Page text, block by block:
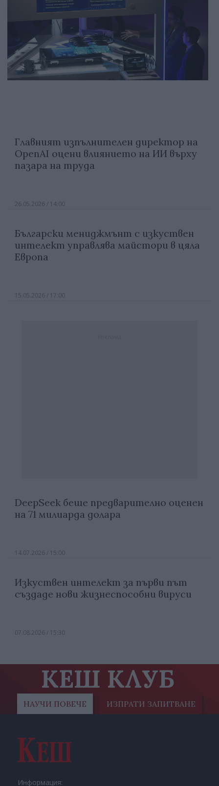
Главният изпълнителен директор на
OpenAI оцени влиянието на ИИ върху
пазара на труда
26.05.2026 / 14:00
Български мениджмънт с изкуствен
интелект управлява майстори в цяла
Европа
15.05.2026 / 17:00
DeepSeek беше предварително оценен
на 71 милиарда долара
14.07.2026 / 15:00
Изкуствен интелект за първи път
създаде нови жизнеспособни вируси
07.08.2026 / 15:30
КЕШ КЛУБ
НАУЧИ ПОВЕЧЕ ИЗПРАТИ ЗАПИТВАНЕ
Информация: